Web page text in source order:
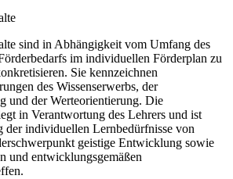
sind in Abhängigkeit vom Umfang des
im individuellen Förderplan zu
Sie kennzeichnen
des Wissenserwerbs, der
und der Werteorientierung. Die
in Verantwortung des Lehrers und ist
der individuellen Lernbedürfnisse von
geistige Entwicklung sowie
und entwicklungsgemäßen